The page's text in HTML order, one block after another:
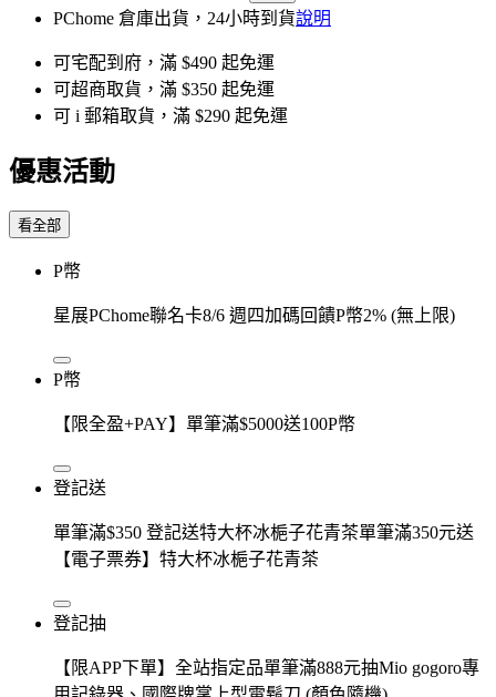
PChome 倉庫出貨，24小時到貨說明
可宅配到府，滿 $490 起免運
可超商取貨，滿 $350 起免運
可 i 郵箱取貨，滿 $290 起免運
優惠活動
看全部
P幣
星展PChome聯名卡8/6 週四加碼回饋P幣2% (無上限)
P幣
【限全盈+PAY】單筆滿$5000送100P幣
登記送
單筆滿$350 登記送特大杯冰梔子花青茶單筆滿350元送
【電子票券】特大杯冰梔子花青茶
登記抽
【限APP下單】全站指定品單筆滿888元抽Mio gogoro專